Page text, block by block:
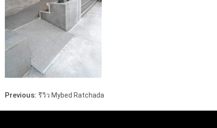
Previous: รีวิว Mybed Ratchada